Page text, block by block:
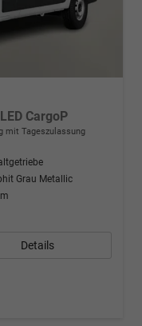
CargoP
mit Tageszulassung
Grau Metallic
Details